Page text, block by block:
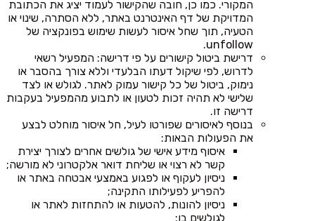
המקורי. כמו כן, חובה שהקישור לעמוד יציג את הכתובת
המדויקת של דף האינטרנט באתר, ללא הסתרה, שינוי או
הטעיה, תוך שחל איסור לעשות שימוש בפונקציה של
unfollow.
דרישת ביטול קישורים על פי דרישה: המפעיל רשאי
לדרוש, לפי שיקול דעתו הבלעדי וללא צורך בהסבר או
נימוק, ביטול של כל קישור עמוק לאתר. לגולש או לצד
שלישי לא תהיה זכות לטעון או לתבוע מהמפעיל בעקבות
דרישה זו.
בנוסף לאיסורים שפורטו לעיל, חל איסור מוחלט לבצע
את הפעולות הבאות:
איסוף מידע אישי של גולשים אחרים לצורך יצירת
קשר לא רצוי או שליחת דואר אלקטרוני לא מורשה;
ניסיון לעקוף או לפגוע באמצעי אבטחה באתר או
להפריע לפעילותו התקינה;
ניסיון להונות, להטעות או להתחזות לאתר או
לגולשים בו;